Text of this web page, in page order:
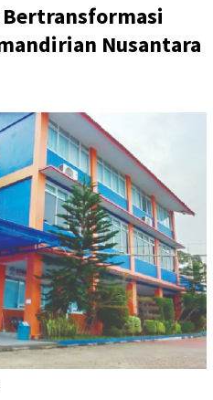
Bertransformasi
Nusantara